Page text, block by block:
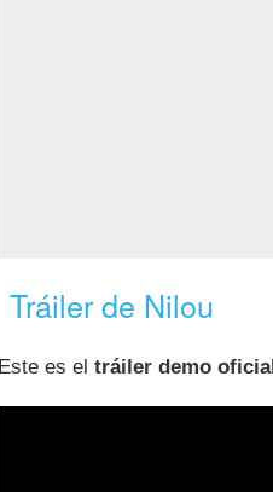
Tráiler de Nilou
Este es el tráiler demo oficial